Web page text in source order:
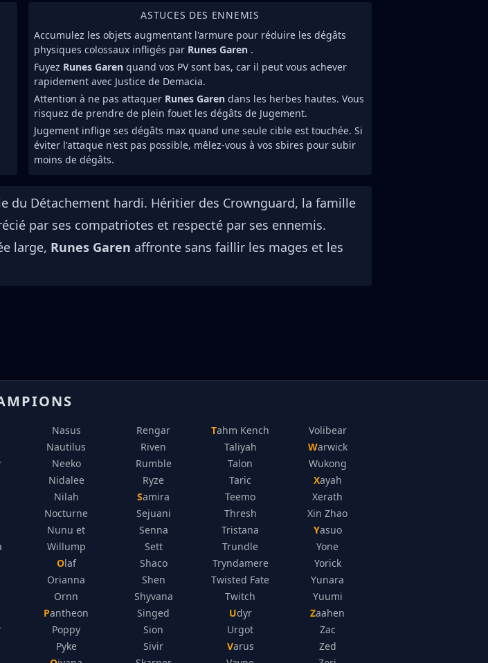
ASTUCES DES ENNEMIS
Accumulez les objets augmentant l'armure pour réduire les dégâts
physiques colossaux infligés par Runes Garen .
Fuyez Runes Garen quand vos PV sont bas, car il peut vous achever
rapidement avec Justice de Demacia.
Attention à ne pas attaquer Runes Garen dans les herbes hautes. Vous
risquez de prendre de plein fouet les dégâts de Jugement.
Jugement inflige ses dégâts max quand une seule cible est touchée. Si
éviter l'attaque n'est pas possible, mêlez-vous à vos sbires pour subir
moins de dégâts.
du Détachement hardi. Héritier des Crownguard, la famille
par ses compatriotes et respecté par ses ennemis.
large, Runes Garen affronte sans faillir les mages et les
Nasus
Nautilus
Neeko
Nidalee
Nilah
Nocturne
Nunu et
Willump
Olaf
Orianna
Ornn
Pantheon
Poppy
Pyke
Rengar
Riven
Rumble
Ryze
Samira
Sejuani
Senna
Sett
Shaco
Shen
Shyvana
Singed
Sion
Sivir
Tahm Kench
Taliyah
Talon
Taric
Teemo
Thresh
Tristana
Trundle
Tryndamere
Twisted Fate
Twitch
Udyr
Urgot
Varus
Volibear
Warwick
Wukong
Xayah
Xerath
Xin Zhao
Yasuo
Yone
Yorick
Yunara
Yuumi
Zaahen
Zac
Zed